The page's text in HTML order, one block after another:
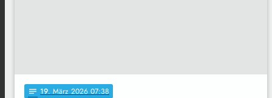
notes 19. März 2026 07:38